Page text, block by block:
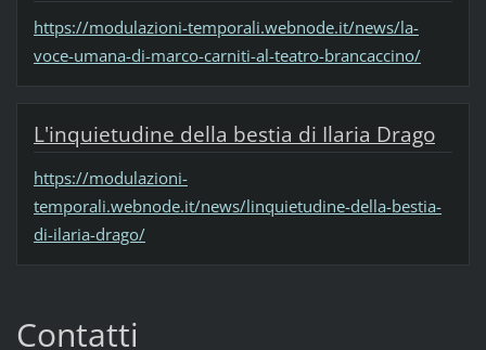
https://modulazioni-temporali.webnode.it/news/la-
voce-umana-di-marco-carniti-al-teatro-brancaccino/
L'inquietudine della bestia di Ilaria Drago
https://modulazioni-
temporali.webnode.it/news/linquietudine-della-bestia-
di-ilaria-drago/
Contatti